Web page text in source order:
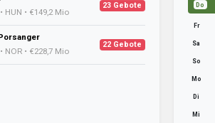
HUN • €149,2 Mio
23 Gebote
NOR • €228,7 Mio
22 Gebote
Do
Fr
Sa
So
Mo
Di
Mi